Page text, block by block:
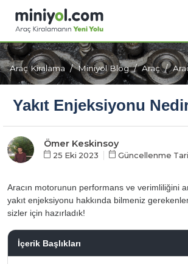
Araç Kiralama Miniyol Blog Araç
Yakıt Enjeksiyonu
Ömer Keskinsoy
25 Eki 2023 Güncellenme
Aracın motorunun performans ve verimliliğini
yakıt enjeksiyonu hakkında bilmeniz
sizler için hazırladık!
İçerik Başlıkları